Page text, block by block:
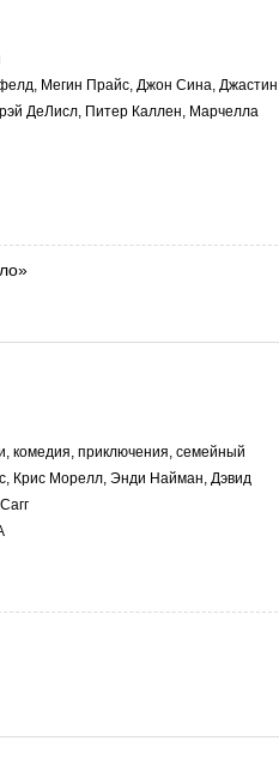
Мегин Прайс, Джон Сина, Джастин
ДеЛисл, Питер Каллен, Марчелла
комедия, приключения, семейный
Крис Морелл, Энди Найман, Дэвид